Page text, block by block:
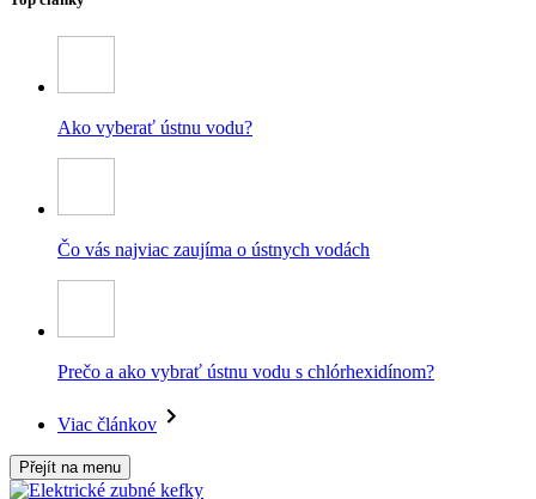
Ako vyberať ústnu vodu?
Čo vás najviac zaujíma o ústnych vodách
Prečo a ako vybrať ústnu vodu s chlórhexidínom?
Viac článkov
Přejít na menu